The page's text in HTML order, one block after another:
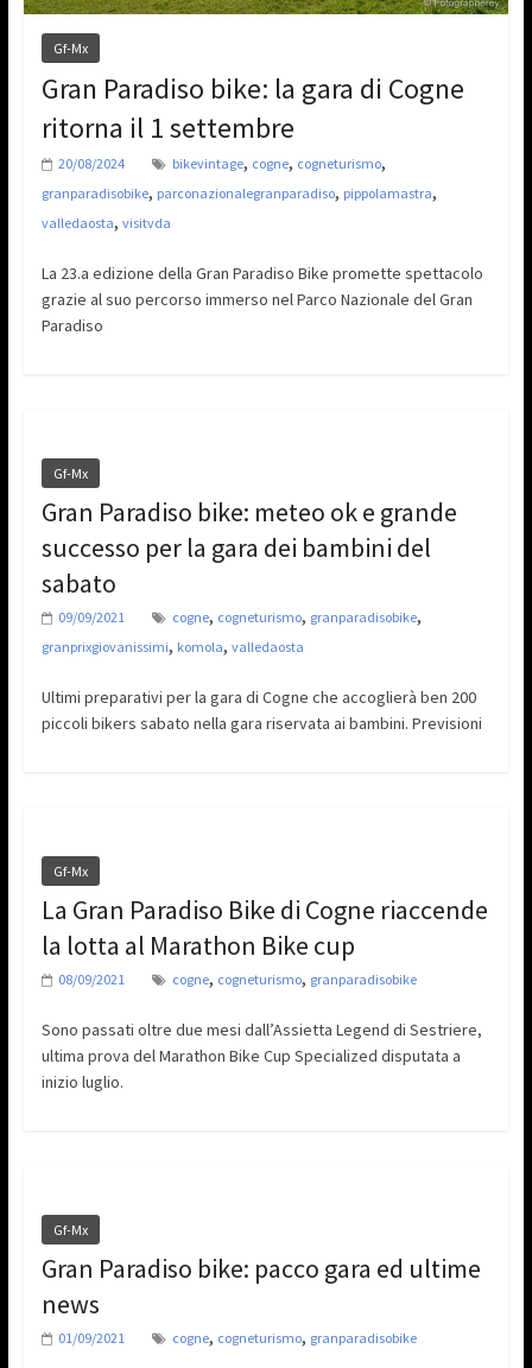
Gf-Mx
Gran Paradiso bike: la gara di Cogne
ritorna il 1 settembre
20/08/2024 bikevintage, cogne, cogneturismo,
granparadisobike, parconazionalegranparadiso, pippolamastra,
valledaosta, visitvda
La 23.a edizione della Gran Paradiso Bike promette spettacolo
grazie al suo percorso immerso nel Parco Nazionale del Gran
Paradiso
Gf-Mx
Gran Paradiso bike: meteo ok e grande
successo per la gara dei bambini del
sabato
09/09/2021 cogne, cogneturismo, granparadisobike,
granprixgiovanissimi, komola, valledaosta
Ultimi preparativi per la gara di Cogne che accoglierà ben 200
piccoli bikers sabato nella gara riservata ai bambini. Previsioni
Gf-Mx
La Gran Paradiso Bike di Cogne riaccende
la lotta al Marathon Bike cup
08/09/2021 cogne, cogneturismo, granparadisobike
Sono passati oltre due mesi dall’Assietta Legend di Sestriere,
ultima prova del Marathon Bike Cup Specialized disputata a
inizio luglio.
Gf-Mx
Gran Paradiso bike: pacco gara ed ultime
news
01/09/2021 cogne, cogneturismo, granparadisobike